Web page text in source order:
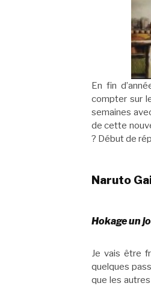
En fin
compter sur
semaines
de cette
? Début de
Naruto
Hokage un
Je vais être
quelques
que les